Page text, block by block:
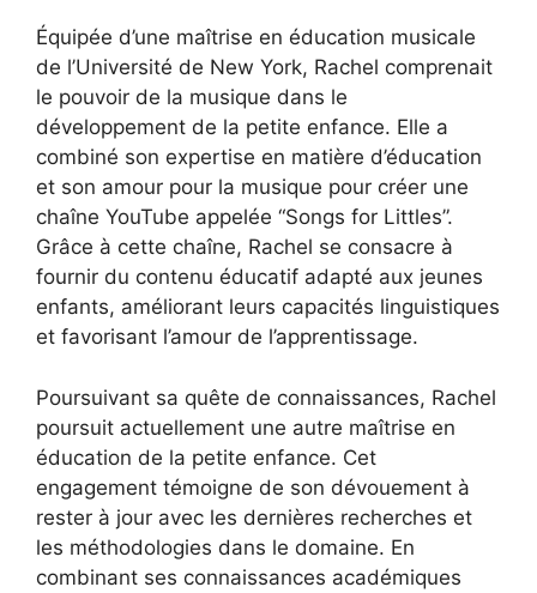
Équipée d’une maîtrise en éducation musicale
de l’Université de New York, Rachel comprenait
le pouvoir de la musique dans le
développement de la petite enfance. Elle a
combiné son expertise en matière d’éducation
et son amour pour la musique pour créer une
chaîne YouTube appelée “Songs for Littles”.
Grâce à cette chaîne, Rachel se consacre à
fournir du contenu éducatif adapté aux jeunes
enfants, améliorant leurs capacités linguistiques
et favorisant l’amour de l’apprentissage.
Poursuivant sa quête de connaissances, Rachel
poursuit actuellement une autre maîtrise en
éducation de la petite enfance. Cet
engagement témoigne de son dévouement à
rester à jour avec les dernières recherches et
les méthodologies dans le domaine. En
combinant ses connaissances académiques